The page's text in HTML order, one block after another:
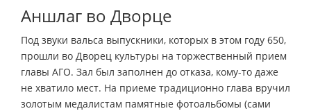
Аншлаг во Дворце
Под звуки вальса выпускники, которых в этом году 650,
прошли во Дворец культуры на торжественный прием
главы АГО. Зал был заполнен до отказа, кому-то даже
не хватило мест. На приеме традиционно глава вручил
золотым медалистам памятные фотоальбомы (сами